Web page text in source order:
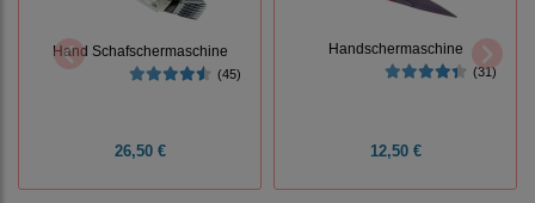
Hand Schafschermaschine
(45)
26,50 €
Handschermaschine
(31)
12,50 €